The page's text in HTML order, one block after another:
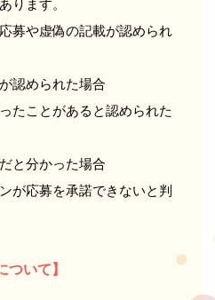
ります。
募や虚偽の記載が認められ
認められた場合
たことがあると認められた
と分かった場合
が応募を承諾できないと判
ついて】